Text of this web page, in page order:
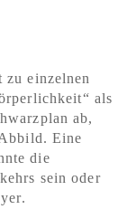
zu einzelnen
als
ab,
Eine
die
sein oder